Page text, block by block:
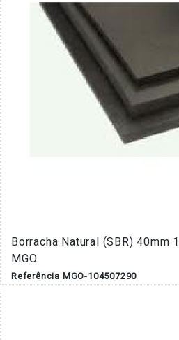
Borracha Natural (SBR) 40mm
MGO
Referência MGO-104507290